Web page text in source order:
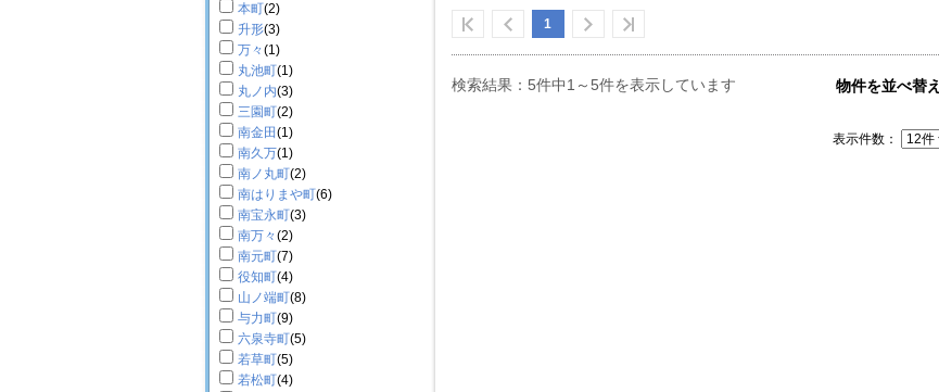
本町(2)
升形(3)
万々(1)
丸池町(1)
丸ノ内(3)
三園町(2)
南金田(1)
南久万(1)
南ノ丸町(2)
南はりまや町(6)
南宝永町(3)
南万々(2)
南元町(7)
役知町(4)
山ノ端町(8)
与力町(9)
六泉寺町(5)
若草町(5)
若松町(4)
物件を並べ替え
1
表示件数：
検索結果：5件中1～5件を表示しています